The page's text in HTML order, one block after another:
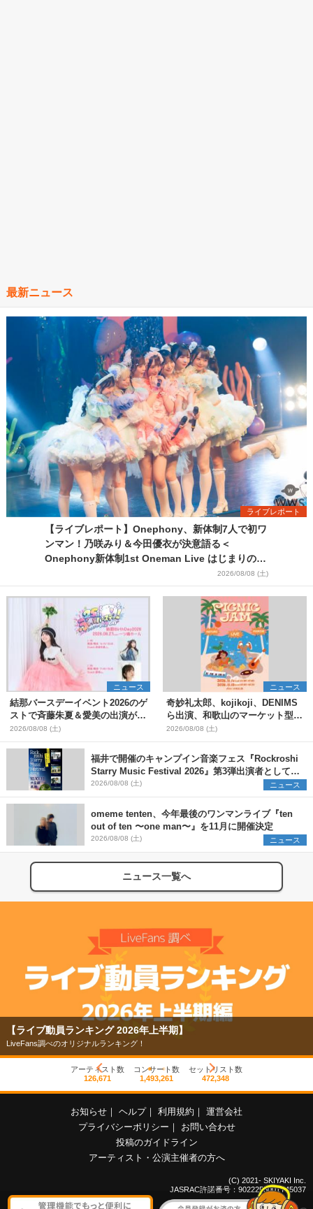
最新ニュース
ライブレポート
【ライブレポート】Onephony、新体制7人で初ワ
ンマン！乃咲みり＆今田優衣が決意語る＜
Onephony新体制1st Oneman Live はじまりの夏
2026/08/08 (土)
ニュース
結那バースデーイベント2026のゲ
ストで斉藤朱夏＆愛美の出演が決
定
2026/08/08 (土)
ニュース
奇妙礼太郎、kojikoji、DENIMS
ら出演、和歌山のマーケット型野
外イベント『PICNIC JAM
2026』早割チケット発売開始
2026/08/08 (土)
福井で開催のキャンプイン音楽フェス『Rockroshi
Starry Music Festival 2026』第3弾出演者として
SCOOBIE DO、かりゆし58、Reiを発表
2026/08/08 (土) ニュース
omeme tenten、今年最後のワンマンライブ『ten
out of ten 〜one man〜』を11月に開催決定
2026/08/08 (土) ニュース
ニュース一覧へ
【ライブ動員ランキング 2026年上半期】
LiveFans調べのオリジナルランキング！
アーティスト数
126,671
コンサート数
1,493,261
セットリスト数
472,348
お知らせ ｜ ヘルプ｜ 利用規約 ｜ 運営会社
プライバシーポリシー ｜
お問い合わせ
投稿のガイドライン
アーティスト・公演主催者の方へ
(C) 2021- SKIYAKI Inc.
JASRAC許諾番号：9022255001Y45037